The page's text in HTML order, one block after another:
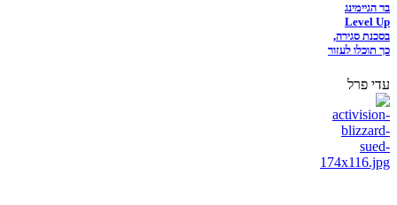
בר הגיימינג
Level Up
בסכנת סגירה,
כך תוכלו לעזור
עדי פרל